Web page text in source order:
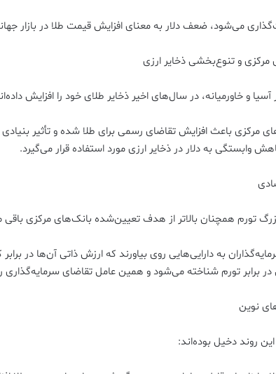
می‌شود، ضعف دلار به معنای افزایش قیمت طلا در بازار
و خاورمیانه، در سال‌های اخیر ذخایر طلای خود را افزایش
مرکزی باعث افزایش تقاضای رسمی برای طلا شده و تأثیر بنیادی
وابستگی به دلار در ذخایر ارزی مورد استفاده قرار می‌گیرد.
تورم همچنان بالاتر از هدف تعیین‌شده بانک‌های مرکزی
به دارایی‌هایی روی بیاورند که ارزش ذاتی آن‌ها در
برابر تورم شناخته می‌شود و همین عامل تقاضای سرمایه‌گذاری
روند دخیل بوده‌اند: